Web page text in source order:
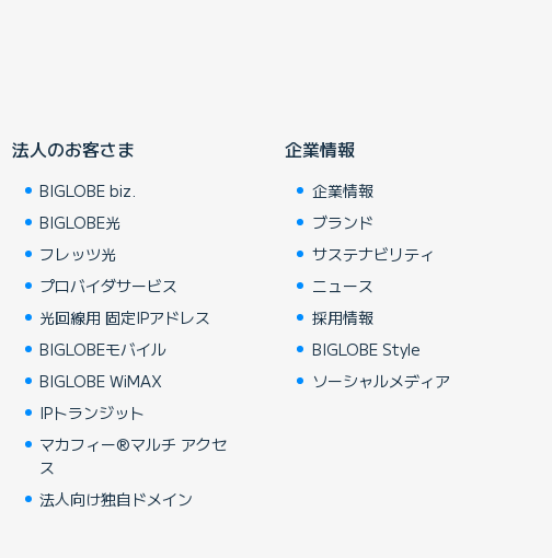
法人のお客さま
BIGLOBE biz.
BIGLOBE光
フレッツ光
プロバイダサービス
光回線用 固定IPアドレス
BIGLOBEモバイル
BIGLOBE WiMAX
IPトランジット
マカフィー®マルチ アクセ
ス
法人向け独自ドメイン
企業情報
企業情報
ブランド
サステナビリティ
ニュース
採用情報
BIGLOBE Style
ソーシャルメディア